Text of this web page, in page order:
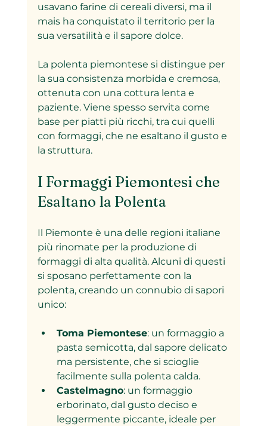
usavano farine di cereali diversi, ma il
mais ha conquistato il territorio per la
sua versatilità e il sapore dolce.
La polenta piemontese si distingue per
la sua consistenza morbida e cremosa,
ottenuta con una cottura lenta e
paziente. Viene spesso servita come
base per piatti più ricchi, tra cui quelli
con formaggi, che ne esaltano il gusto e
la struttura.
I Formaggi Piemontesi che
Esaltano la Polenta
Il Piemonte è una delle regioni italiane
più rinomate per la produzione di
formaggi di alta qualità. Alcuni di questi
si sposano perfettamente con la
polenta, creando un connubio di sapori
unico:
Toma Piemontese: un formaggio a
pasta semicotta, dal sapore delicato
ma persistente, che si scioglie
facilmente sulla polenta calda.
Castelmagno: un formaggio
erborinato, dal gusto deciso e
leggermente piccante, ideale per